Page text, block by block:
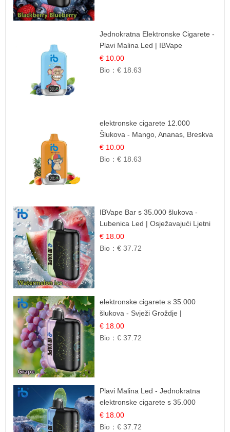
Jednokratna Elektronske Cigarete -
Plavi Malina Led | IBVape
€ 10.00
Bio：€ 18.63
elektronske cigarete 12.000
Šlukova - Mango, Ananas, Breskva
| Tropska Voćna Mješavina
€ 10.00
Bio：€ 18.63
IBVape Bar s 35.000 šlukova -
Lubenica Led | Osježavajući Ljetni
Okus
€ 18.00
Bio：€ 37.72
elektronske cigarete s 35.000
šlukova - Svježi Groždje |
Osježavajuća Voćna Aroma
€ 18.00
Bio：€ 37.72
Plavi Malina Led - Jednokratna
elektronske cigarete s 35.000
šlukova | IBVape
€ 18.00
Bio：€ 37.72